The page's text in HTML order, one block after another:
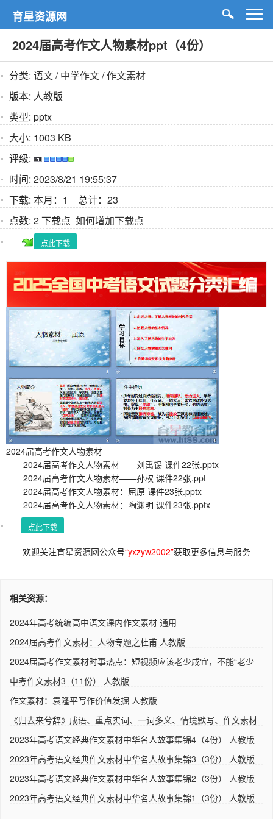
育星资源网
2024届高考作文人物素材ppt（4份）
分类: 语文/中学作文/作文素材
版本: 人教版
类型: pptx
大小: 1003 KB
评级:
时间: 2023/8/21 19:55:37
下载: 本月：1 总计：23
点数: 2 下载点 如何增加下载点
点此下载
2024届高考作文人物素材
2024届高考作文人物素材——刘禹锡 课件22张.pptx
2024届高考作文人物素材——孙权 课件22张.ppt
2024届高考作文人物素材：屈原 课件23张.pptx
2024届高考作文人物素材：陶渊明 课件23张.pptx
点此下载
欢迎关注育星资源网公众号“yxzyw2002”获取更多信息与服务
相关资源：
2024年高考统编高中语文课内作文素材 通用
2024届高考作文素材：人物专题之杜甫 人教版
2024届高考作文素材时事热点：短视频应该老少咸宜，不能“老少
中考作文素材3（11份） 人教版
作文素材：袁隆平写作价值发掘 人教版
《归去来兮辞》成语、重点实词、一词多义、情境默写、作文素材
2023年高考语文经典作文素材中华名人故事集锦4（4份） 人教版
2023年高考语文经典作文素材中华名人故事集锦3（3份） 人教版
2023年高考语文经典作文素材中华名人故事集锦2（3份） 人教版
2023年高考语文经典作文素材中华名人故事集锦1（3份） 人教版